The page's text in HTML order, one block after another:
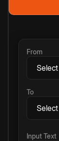
From
To
Input Text